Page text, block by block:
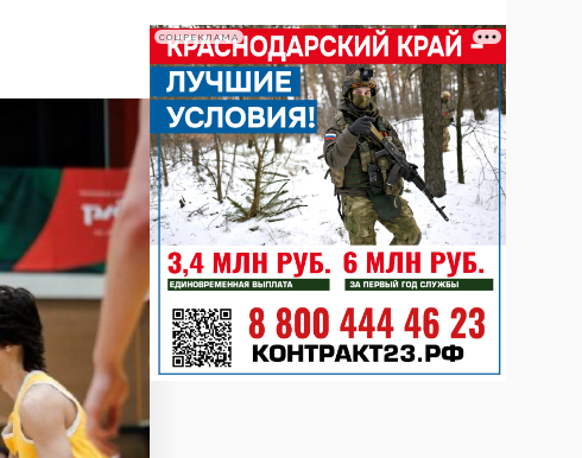
СОЦРЕКЛАМА